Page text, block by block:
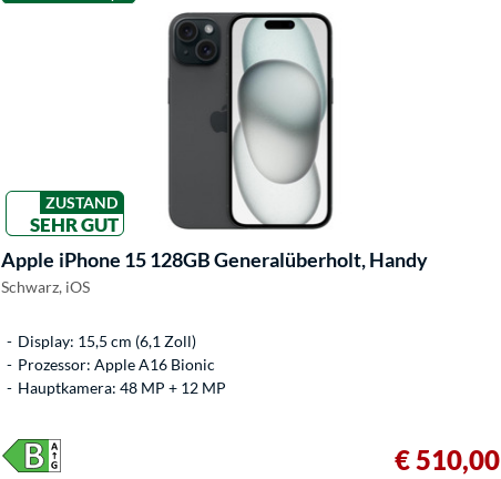
ZUSTAND
SEHR GUT
Apple iPhone 15 128GB Generalüberholt, Handy
Schwarz, iOS
Display: 15,5 cm (6,1 Zoll)
Prozessor: Apple A16 Bionic
Hauptkamera: 48 MP + 12 MP
€ 510,00